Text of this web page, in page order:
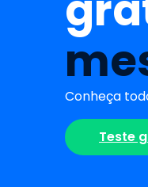
Conheça
Teste